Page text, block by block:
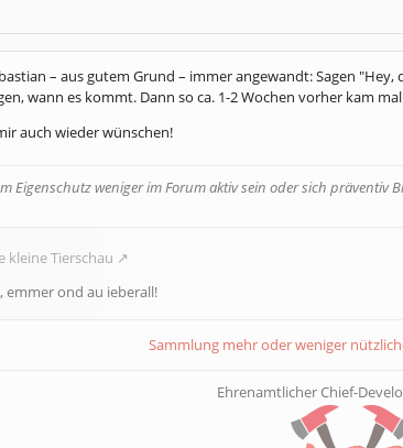
– aus gutem Grund – immer angewandt: Sagen
wann es kommt. Dann so ca. 1-2 Wochen vorher kam
auch wieder wünschen!
Eigenschutz weniger im Forum aktiv sein oder sich präventiv
kleine Tierschau
emmer ond au ieberall!
Sammlung mehr oder weniger
Ehrenamtlicher Chief-